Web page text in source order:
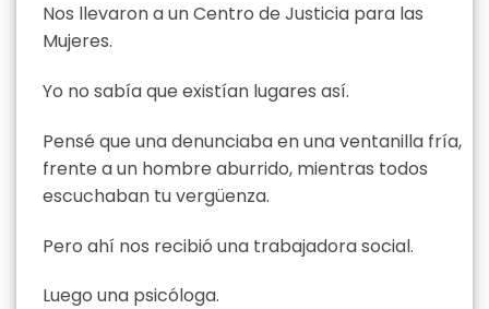
Nos llevaron a un Centro de Justicia para las
Mujeres.
Yo no sabía que existían lugares así.
Pensé que una denunciaba en una ventanilla fría,
frente a un hombre aburrido, mientras todos
escuchaban tu vergüenza.
Pero ahí nos recibió una trabajadora social.
Luego una psicóloga.